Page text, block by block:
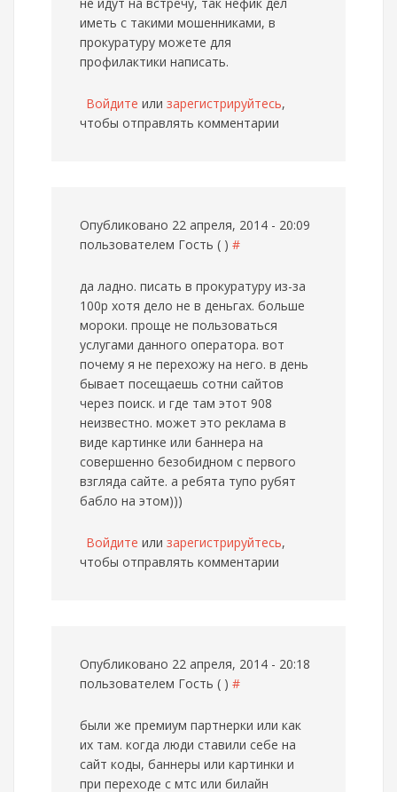
иметь с такими мошенниками, в
прокуратуру можете для
профилактики написать.
Войдите или зарегистрируйтесь,
чтобы отправлять комментарии
Опубликовано 22 апреля, 2014 - 20:09
пользователем Гость ( ) #
да ладно. писать в прокуратуру из-за
100р хотя дело не в деньгах. больше
мороки. проще не пользоваться
услугами данного оператора. вот
почему я не перехожу на него. в день
бывает посещаешь сотни сайтов
через поиск. и где там этот 908
неизвестно. может это реклама в
виде картинке или баннера на
совершенно безобидном с первого
взгляда сайте. а ребята тупо рубят
бабло на этом)))
Войдите или зарегистрируйтесь,
чтобы отправлять комментарии
Опубликовано 22 апреля, 2014 - 20:18
пользователем Гость ( ) #
были же премиум партнерки или как
их там. когда люди ставили себе на
сайт коды, баннеры или картинки и
при переходе с мтс или билайн